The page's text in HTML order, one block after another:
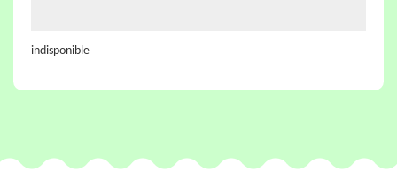
indisponible